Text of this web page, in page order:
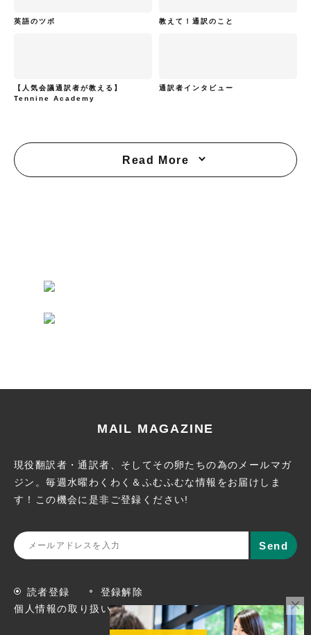
英語のツボ 教えて！通訳のこと
【人気会議通訳者が教える】
Tennine Academy
通訳者インタビュー
Read More
MAIL MAGAZINE
現役翻訳者・通訳者、そしてその卵たちの為のメールマガ
ジン。毎週水曜わくわく＆ふむふむな情報をお届けしま
す！この機会に 是非ご登録ください!
読者登録
登録解除
個人情報の取り扱いについて